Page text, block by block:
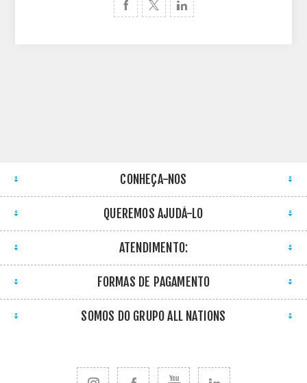
CONHEÇA-NOS
QUEREMOS AJUDÁ-LO
ATENDIMENTO:
FORMAS DE PAGAMENTO
SOMOS DO GRUPO ALL NATIONS